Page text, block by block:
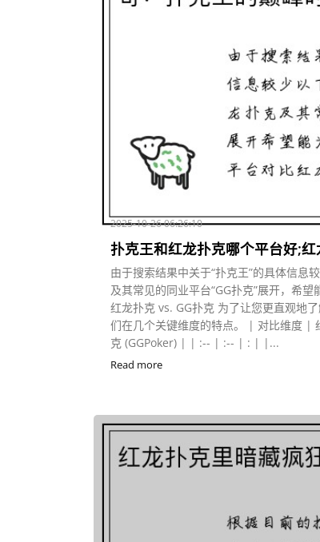
2025-10-26 06:26:10
扑克王和红龙扑克哪个平台好;
由于搜索结果中关于“扑克王”的具体信息
及其常见的同业平台“GG扑克”展开，希
红龙扑克 vs. GG扑克 为了让您更直观地
们在几个关键维度的特点。 | 对比维度 |
克 (GGPoker) | | :-- | :-- | : | |...
Read more